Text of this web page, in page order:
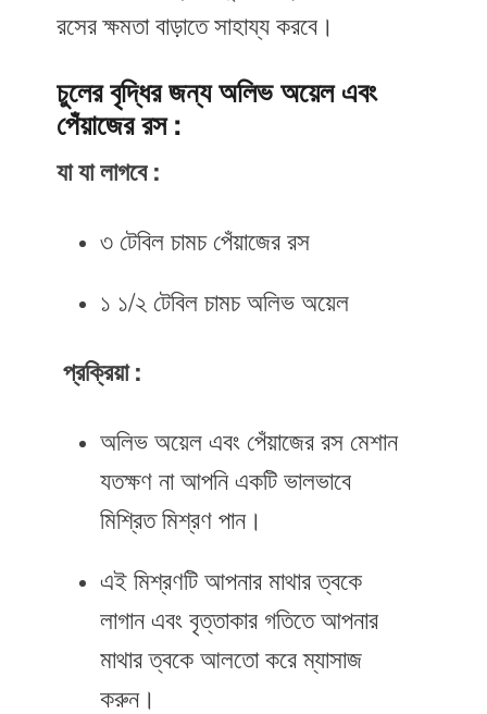
রসের ক্ষমতা বাড়াতে সাহায্য করবে।
চুলের বৃদ্ধির জন্য অলিভ অয়েল এবং
পেঁয়াজের রস :
যা যা লাগবে :
৩ টেবিল চামচ পেঁয়াজের রস
১ ১/২ টেবিল চামচ অলিভ অয়েল
প্রক্রিয়া :
অলিভ অয়েল এবং পেঁয়াজের রস মেশান
যতক্ষণ না আপনি একটি ভালভাবে
মিশ্রিত মিশ্রণ পান।
এই মিশ্রণটি আপনার মাথার ত্বকে
লাগান এবং বৃত্তাকার গতিতে আপনার
মাথার ত্বকে আলতো করে ম্যাসাজ
করুন।